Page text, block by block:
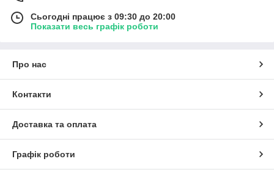
Сьогодні працює з 09:30 до 20:00
Показати весь графік роботи
Про нас
Контакти
Доставка та оплата
Графік роботи